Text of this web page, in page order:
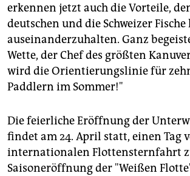
erkennen jetzt auch die Vorteile,
deutschen und die Schweizer
auseinanderzuhalten. Ganz
Wette, der Chef des größten
wird die Orientierungslinie für
Paddlern im Sommer!"
Die feierliche Eröffnung der
findet am 24. April statt, einen Tag
internationalen Flottensternfahrt
Saisoneröffnung der "Weißen